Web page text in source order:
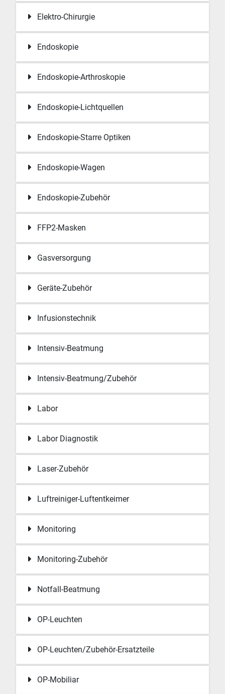
Elektro-Chirurgie
Endoskopie
Endoskopie-Arthroskopie
Endoskopie-Lichtquellen
Endoskopie-Starre Optiken
Endoskopie-Wagen
Endoskopie-Zubehör
FFP2-Masken
Gasversorgung
Geräte-Zubehör
Infusionstechnik
Intensiv-Beatmung
Intensiv-Beatmung/Zubehör
Labor
Labor Diagnostik
Laser-Zubehör
Luftreiniger-Luftentkeimer
Monitoring
Monitoring-Zubehör
Notfall-Beatmung
OP-Leuchten
OP-Leuchten/Zubehör-Ersatzteile
OP-Mobiliar